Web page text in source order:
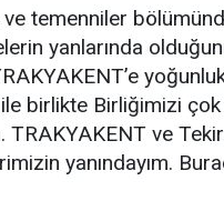
temenniler
yanlarında
birlikte Birliğimizi
TRAKYAKENT ve
yanındayım.